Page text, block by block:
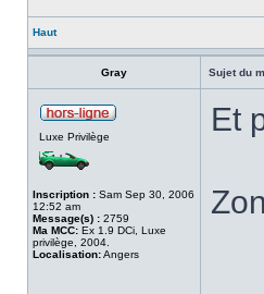
Haut
Gray Sujet du
Luxe Privilège
Inscription : Sam Sep 30, 2006
12:52 am
Message(s) : 2759
Ma MCC: Ex 1.9 DCi, Luxe
privilège, 2004.
Localisation:Angers
Et